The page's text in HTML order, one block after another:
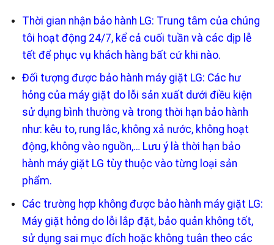
Thời gian nhận bảo hành LG: Trung tâm của chúng
tôi hoạt động 24/7, kể cả cuối tuần và các dịp lễ
tết để phục vụ khách hàng bất cứ khi nào.
Đối tượng được bảo hành máy giặt LG: Các hư
hỏng của máy giặt do lỗi sản xuất dưới điều kiện
sử dụng bình thường và trong thời hạn bảo hành
như: kêu to, rung lắc, không xả nước, không hoạt
động, không vào nguồn,… Lưu ý là thời hạn bảo
hành máy giặt LG tùy thuộc vào từng loại sản
phẩm.
Các trường hợp không được bảo hành máy giặt LG:
Máy giặt hỏng do lỗi lắp đặt, bảo quản không tốt,
sử dụng sai mục đích hoặc không tuân theo các